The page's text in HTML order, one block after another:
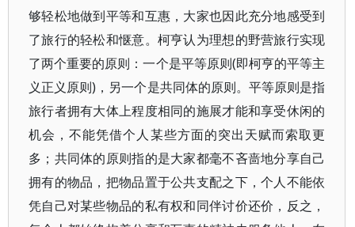
够轻松地做到平等和互惠，大家也因此充分地感受到
了旅行的轻松和惬意。柯亨认为理想的野营旅行实现
了两个重要的原则：一个是平等原则(即柯亨的平等主
义正义原则)，另一个是共同体的原则。平等原则是指
旅行者拥有大体上程度相同的施展才能和享受休闲的
机会，不能凭借个人某些方面的突出天赋而索取更
多；共同体的原则指的是大家都毫不吝啬地分享自己
拥有的物品，把物品置于公共支配之下，个人不能依
凭自己对某些物品的私有权和同伴讨价还价，反之，